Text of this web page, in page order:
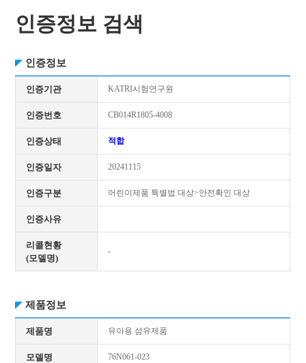
인증정보 검색
인증정보
인증기관 KATRI시험연구원
인증번호 CB014R1805-4008
인증상태 적합
인증일자 20241115
인증구분 어린이제품 특별법 대상>안전확인 대상
인증사유
리콜현황
(모델명)
-
제품정보
제품명 유아용 섬유제품
모델명 76N061-023